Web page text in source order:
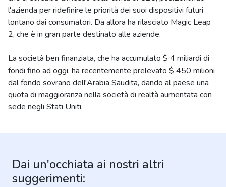
l'azienda per ridefinire le priorità dei suoi dispositivi futuri
lontano dai consumatori. Da allora ha rilasciato Magic Leap
2, che è in gran parte destinato alle aziende.
La società ben finanziata, che ha accumulato $ 4 miliardi di
fondi fino ad oggi, ha recentemente prelevato $ 450 milioni
dal fondo sovrano dell'Arabia Saudita, dando al paese una
quota di maggioranza nella società di realtà aumentata con
sede negli Stati Uniti.
Dai un'occhiata ai nostri altri
suggerimenti: